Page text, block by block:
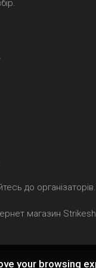
до організаторів.
магазин
your browsing